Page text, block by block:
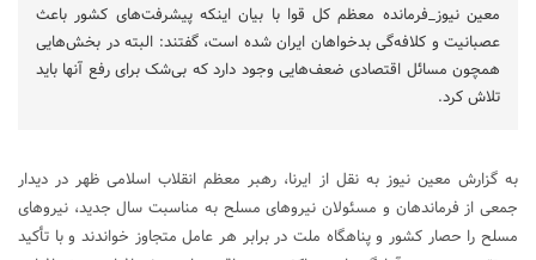
معین نیوز_فرمانده معظم کل قوا با بیان اینکه پیشرفت‌های کشور باعث
عصبانیت و کلافه‌گی بدخواهان ایران شده است، گفتند: البته در بخش‌هایی
همچون مسائل اقتصادی ضعف‌هایی وجود دارد که بی‌شک برای رفع آنها باید
تلاش کرد.
به گزارش معین نیوز به نقل از ایرنا، رهبر معظم انقلاب اسلامی ظهر در دیدار
جمعی از فرماندهان و مسئولان نیروهای مسلح به مناسبت سال جدید، نیروهای
مسلح را حصار کشور و پناهگاه ملت در برابر هر عامل متجاوز خواندند و با تأکید